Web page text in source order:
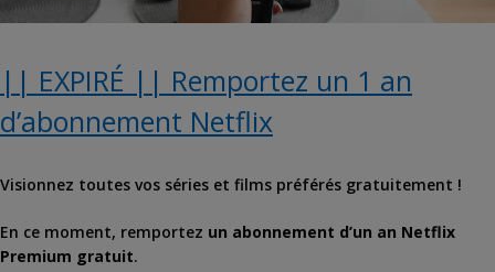
|| EXPIRÉ || Remportez un 1 an
d’abonnement Netflix
Visionnez toutes vos séries et films préférés gratuitement !
En ce moment, remportez un abonnement d’un an Netflix
Premium gratuit.